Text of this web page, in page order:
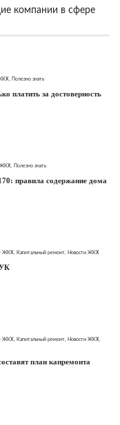
компании в сфере
Полезно знать
платить за достоверность
ЖКХ Полезно знать
правила содержание дома
ЖКХ Капитальный ремонт Новости ЖКХ
ЖКХ Капитальный ремонт Новости ЖКХ
план капремонта